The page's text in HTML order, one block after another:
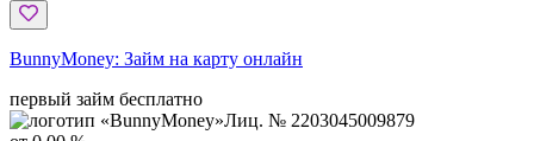
BunnyMoney: Займ на карту онлайн
первый займ бесплатно
Лиц. № 2203045009879